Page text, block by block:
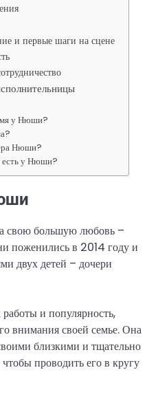
и первые шаги на сцене
у Нюши?
Нюши?
есть у Нюши?
свою большую любовь –
поженились в 2014 году и
двух детей – дочери
и популярность,
внимания своей семье. Она
близкими и тщательно
проводить его в кругу